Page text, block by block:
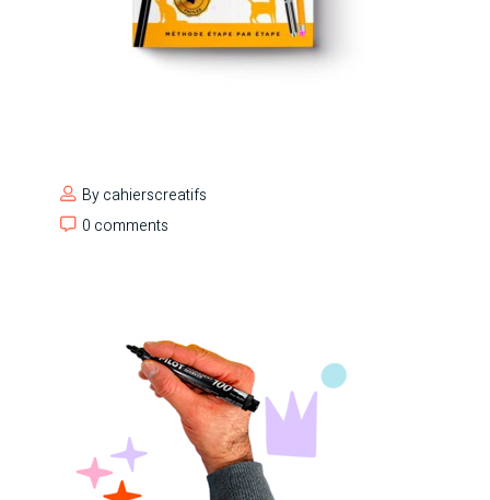
Bycahierscreatifs
0 comments
0 comments